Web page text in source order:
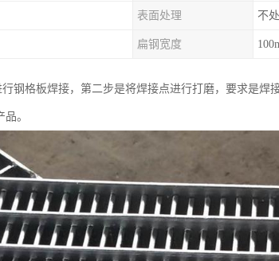
表面处理 不
扁钢宽度
钢格板焊接，第二步是将焊接点进行打磨，要求是焊
。